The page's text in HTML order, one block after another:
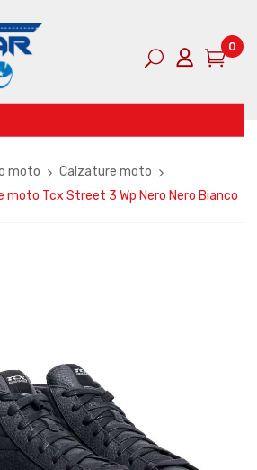
0
moto
Calzature moto
moto Tcx Street 3 Wp Nero Nero Bianco